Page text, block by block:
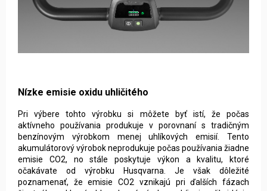
Nízke emisie oxidu uhličitého
Pri výbere tohto výrobku si môžete byť istí, že počas
aktívneho používania produkuje v porovnaní s tradičným
benzínovým výrobkom menej uhlíkových emisií. Tento
akumulátorový výrobok neprodukuje počas používania žiadne
emisie CO2, no stále poskytuje výkon a kvalitu, ktoré
očakávate od výrobku Husqvarna. Je však dôležité
poznamenať, že emisie CO2 vznikajú pri ďalších fázach